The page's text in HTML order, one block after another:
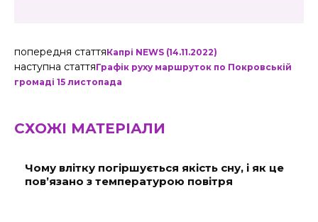
попередня статтяКапрі NEWS (14.11.2022)
наступна статтяГрафік руху маршруток по Покровській
громаді 15 листопада
СХОЖІ МАТЕРІАЛИ
Чому влітку погіршується якість сну, і як це
пов’язано з температурою повітря